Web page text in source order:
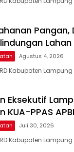
Pangan,
Agustus 4, 2026
Kabupaten
Eksekutif
KUA-PPAS
Juli 30, 2026
Kabupaten